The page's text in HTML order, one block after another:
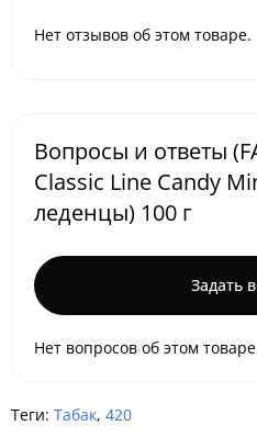
Нет отзывов об этом товаре.
Вопросы и ответы
Classic Line Candy
леденцы) 100 г
Задать
Нет вопросов об этом
Теги: Табак, 420